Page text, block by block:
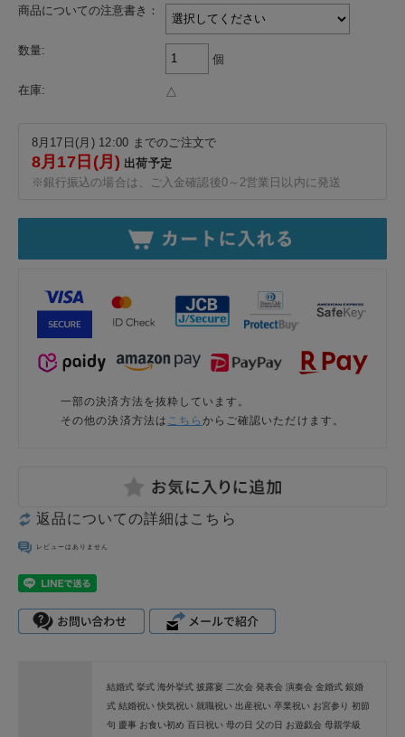
商品についての注意書き：
数量:
個
在庫: △
8月17日(月) 12:00 までのご注文で
8月17日(月)出荷予定
※銀行振込の場合は、ご入金確認後0～2営業日以内に発送
一部の決済方法を抜粋しています。
その他の決済方法は こちら からご確認いただけます。
返品についての詳細はこちら
レビューはありません
結婚式 挙式 海外挙式 披露宴 二次会 発表会 演奏会 金婚式 銀婚
式 結婚祝い 快気祝い 就職祝い 出産祝い 卒業祝い お宮参り 初節
句 慶事 お食い初め 百日祝い 母の日 父の日 お遊戯会 母親学級